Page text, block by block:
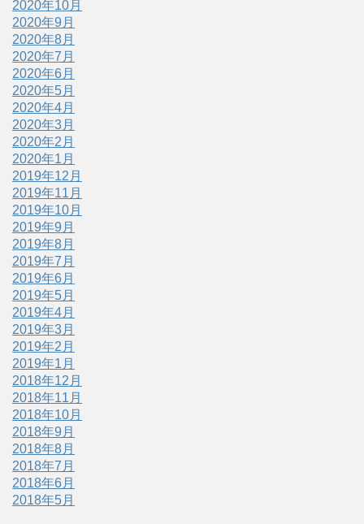
2020年10月
2020年9月
2020年8月
2020年7月
2020年6月
2020年5月
2020年4月
2020年3月
2020年2月
2020年1月
2019年12月
2019年11月
2019年10月
2019年9月
2019年8月
2019年7月
2019年6月
2019年5月
2019年4月
2019年3月
2019年2月
2019年1月
2018年12月
2018年11月
2018年10月
2018年9月
2018年8月
2018年7月
2018年6月
2018年5月